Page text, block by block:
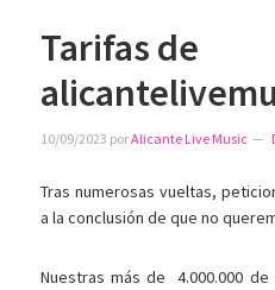
Tarifas de
10/09/2023 porAlicante Live Music
Tras numerosas vueltas,
a la conclusión de que no
Nuestras más de 4.000.000